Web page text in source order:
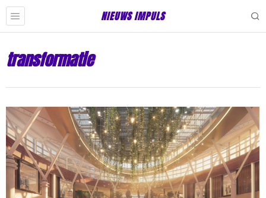
NIEUWS IMPULS
transformatie